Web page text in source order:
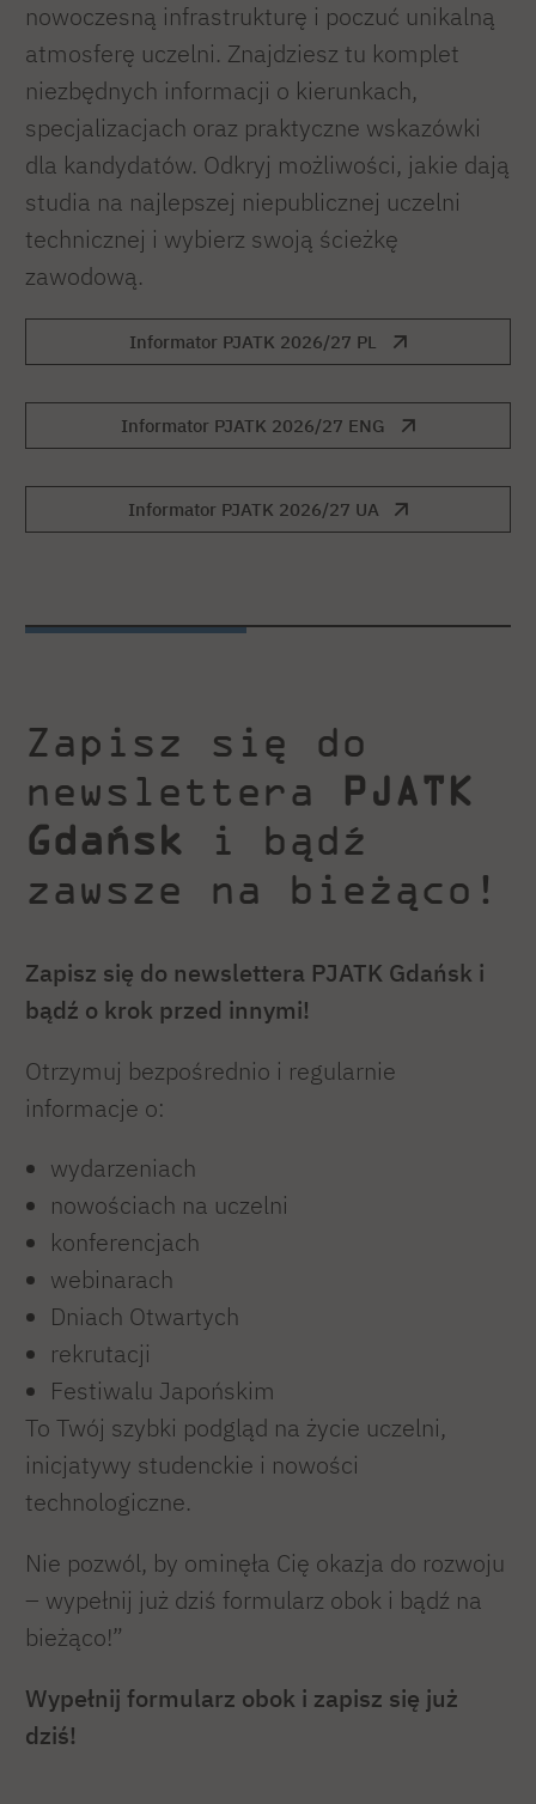
nowoczesną infrastrukturę i poczuć unikalną
atmosferę uczelni. Znajdziesz tu komplet
niezbędnych informacji o kierunkach,
specjalizacjach oraz praktyczne wskazówki
dla kandydatów. Odkryj możliwości, jakie dają
studia na najlepszej niepublicznej uczelni
technicznej i wybierz swoją ścieżkę
zawodową.
Informator PJATK 2026/27 PL
Informator PJATK 2026/27 ENG
Informator PJATK 2026/27 UA
Zapisz się do
newslettera PJATK
Gdańsk i bądź
zawsze na bieżąco!
Zapisz się do newslettera PJATK Gdańsk i
bądź o krok przed innymi!
Otrzymuj bezpośrednio i regularnie
informacje o:
wydarzeniach
nowościach na uczelni
konferencjach
webinarach
Dniach Otwartych
rekrutacji
Festiwalu Japońskim
To Twój szybki podgląd na życie uczelni,
inicjatywy studenckie i nowości
technologiczne.
Nie pozwól, by ominęła Cię okazja do rozwoju
– wypełnij już dziś formularz obok i bądź na
bieżąco!”
Wypełnij formularz obok i zapisz się już
dziś!